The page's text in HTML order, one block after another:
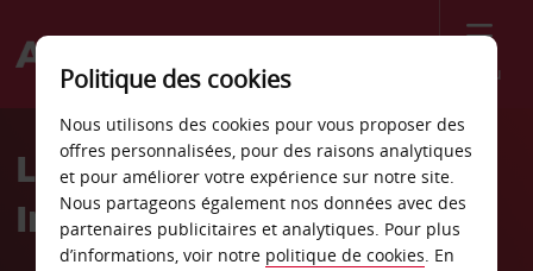
Menu
Welcome
AvisLocation de voiture
Indonésie
Politique des cookies
Nous utilisons des cookies pour vous proposer des
offres personnalisées, pour des raisons analytiques
et pour améliorer votre expérience sur notre site.
Nous partageons également nos données avec des
partenaires publicitaires et analytiques. Pour plus
d’informations, voir notre politique de cookies. En